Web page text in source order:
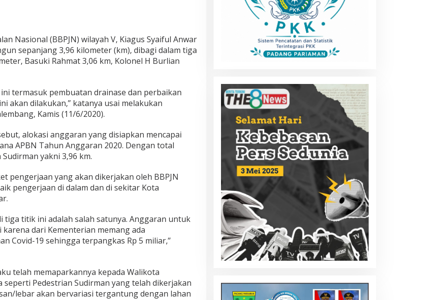
Nasional (BBPJN) wilayah V, Kiagus Syaiful Anwar
sepanjang 3,96 kilometer (km), dibagi dalam tiga
Basuki Rahmat 3,06 km, Kolonel H Burlian
termasuk pembuatan drainase dan perbaikan
akan dilakukan,” katanya usai melakukan
Kamis (11/6/2020).
alokasi anggaran yang disiapkan mencapai
APBN Tahun Anggaran 2020. Dengan total
yakni 3,96 km.
pengerjaan yang akan dikerjakan oleh BBPJN
pengerjaan di dalam dan di sekitar Kota
tiga titik ini adalah salah satunya. Anggaran untuk
dari Kementerian memang ada
Covid-19 sehingga terpangkas Rp 5 miliar,”
telah memaparkannya kepada Walikota
seperti Pedestrian Sudirman yang telah dikerjakan
lebar akan bervariasi tergantung dengan lahan